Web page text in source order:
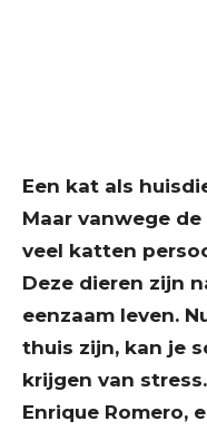
Een kat als
Maar vanwege
veel katten
Deze dieren zijn
eenzaam leven.
thuis zijn, kan je
krijgen van
Enrique Romero,